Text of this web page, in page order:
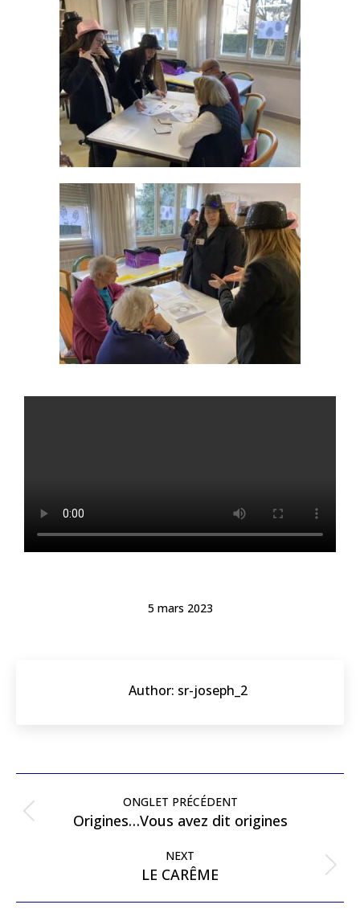
5 mars 2023
Author: sr-joseph_2
ONGLET PRÉCÉDENT
Origines…Vous avez dit origines
NEXT
LE CARÊME